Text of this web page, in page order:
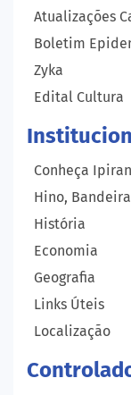
Atualizações
Boletim
Zyka
Edital Cultura
Conheça
Hino,
História
Economia
Geografia
Links Úteis
Localização